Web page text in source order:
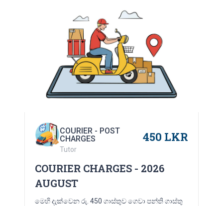
COURIER - POST
CHARGES
Tutor
450 LKR
COURIER CHARGES - 2026
AUGUST
මෙහි දැක්වෙන රු. 450 ගාස්තුව ගෙවා පන්ති ගාස්තු